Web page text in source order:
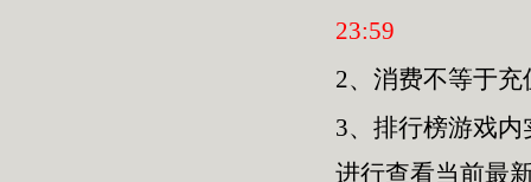
23:59
2、消费不等于
3、排行榜游戏
进行查看当前最